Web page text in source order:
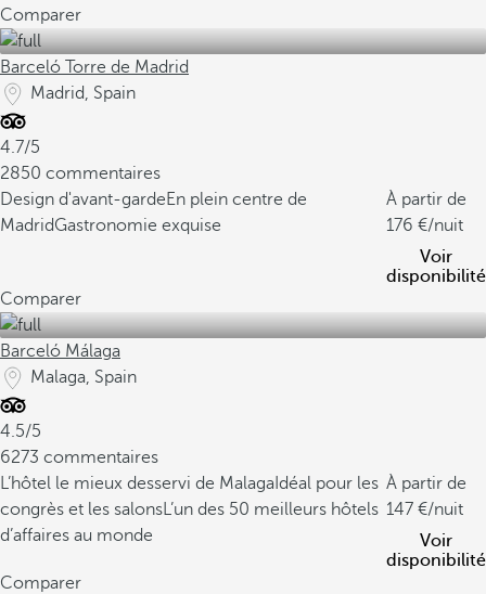
Comparer
Barceló Torre de Madrid
Madrid, Spain
4.7/5
2850 commentaires
Design d'avant-gardeEn plein centre de
MadridGastronomie exquise
À partir de
176
/nuit
Voir
disponibilité
Comparer
Barceló Málaga
Malaga, Spain
4.5/5
6273 commentaires
L’hôtel le mieux desservi de Malaga Idéal pour les
congrès et les salonsL’un des 50 meilleurs hôtels
d’affaires au monde
À partir de
147
/nuit
Voir
disponibilité
Comparer